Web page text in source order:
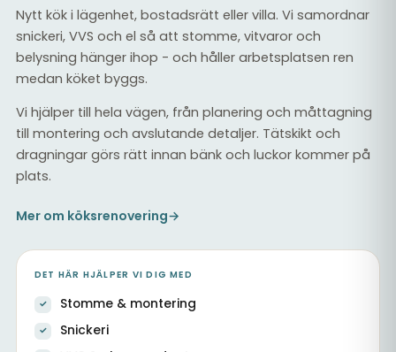
Nytt kök i lägenhet, bostadsrätt eller villa. Vi samordnar
snickeri, VVS och el så att stomme, vitvaror och
belysning hänger ihop - och håller arbetsplatsen ren
medan köket byggs.
Vi hjälper till hela vägen, från planering och måttagning
till montering och avslutande detaljer. Tätskikt och
dragningar görs rätt innan bänk och luckor kommer på
plats.
Mer om köksrenovering→
DET HÄR HJÄLPER VI DIG MED
Stomme & montering
Snickeri